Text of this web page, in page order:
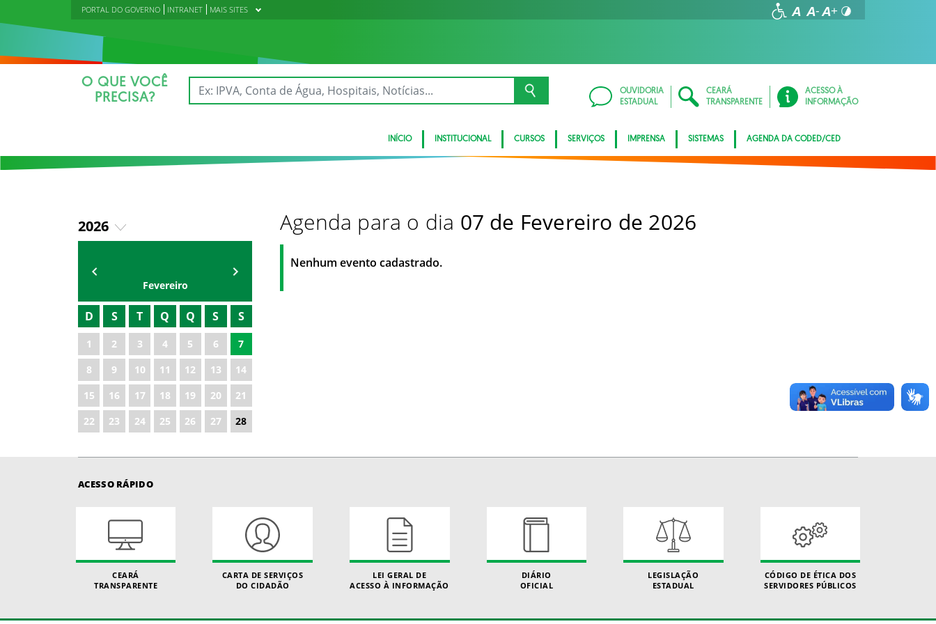
PORTAL DO GOVERNO INTRANET MAIS SITES
O QUE VOCÊ
PRECISA?
OUVIDORIA
ESTADUAL
CEARÁ
TRANSPARENTE
ACESSO À
INFORMAÇÃO
INÍCIO INSTITUCIONAL CURSOS SERVIÇOS IMPRENSA SISTEMAS AGENDA DA CODED/CED
2026
2019
2020
2021
2022
2023
2024
2025
Fevereiro
D S T Q Q S S
1 2 3 4 5 6
7
8
9 10 11 12 13
14
15
16 17 18 19 20
21
22
23 24 25 26 27 28
Agenda para o dia 07 de Fevereiro de 2026
Nenhum evento cadastrado.
ACESSO RÁPIDO
CEARÁ
TRANSPARENTE
CARTA DE SERVIÇOS
DO CIDADÃO
LEI GERAL DE
ACESSO À INFORMAÇÃO
DIÁRIO
OFICIAL
LEGISLAÇÃO
ESTADUAL
CÓDIGO DE ÉTICA DOS
SERVIDORES PÚBLICOS